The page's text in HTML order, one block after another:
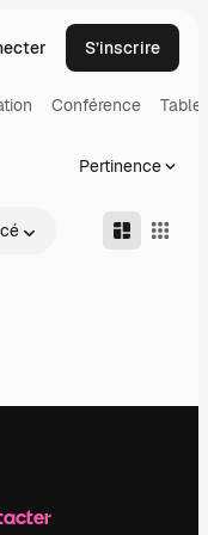
S’inscrire
Conférence
Pertinence